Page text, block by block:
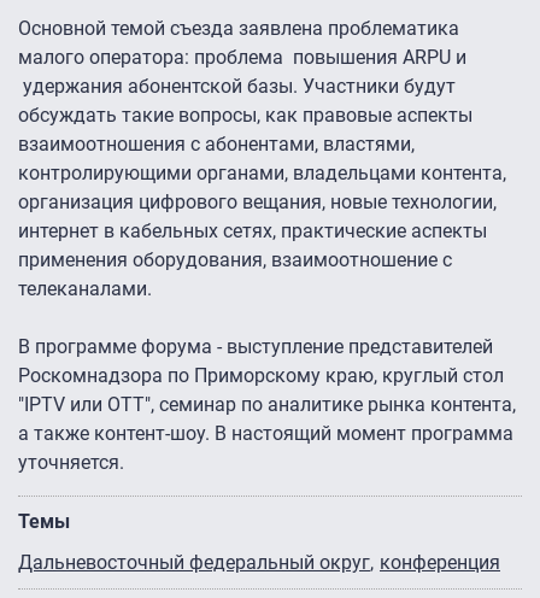
Основной темой съезда заявлена проблематика
малого оператора: проблема повышения ARPU и
удержания абонентской базы. Участники будут
обсуждать такие вопросы, как правовые аспекты
взаимоотношения с абонентами, властями,
контролирующими органами, владельцами контента,
организация цифрового вещания, новые технологии,
интернет в кабельных сетях, практические аспекты
применения оборудования, взаимоотношение с
телеканалами.
В программе форума - выступление представителей
Роскомнадзора по Приморскому краю, круглый стол
"IPTV или OTT", семинар по аналитике рынка контента,
а также контент-шоу. В настоящий момент программа
уточняется.
Темы
Дальневосточный федеральный округ конференция